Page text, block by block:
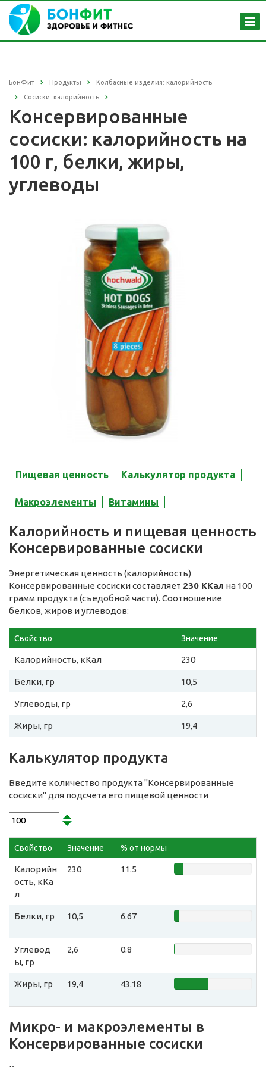
БонФит Продукты Колбасные изделия: калорийность
Сосиски: калорийность
Консервированные
сосиски: калорийность на
100 г, белки, жиры,
углеводы
Пищевая ценность Калькулятор продукта
Макроэлементы Витамины
Калорийность и пищевая ценность
Консервированные сосиски
Энергетическая ценность (калорийность)
Консервированные сосиски составляет 230 ККал на 100
грамм продукта (съедобной части). Соотношение
белков, жиров и углеводов:
Свойство Значение
Калорийность, кКал 230
Белки, гр 10,5
Углеводы, гр 2,6
Жиры, гр 19,4
Калькулятор продукта
Введите количество продукта "Консервированные
сосиски" для подсчета его пищевой ценности
Свойство Значение % от нормы
Калорийн
ость, кКа
л
230 11.5
Белки, гр 10,5 6.67
Углевод
ы, гр
2,6 0.8
Жиры, гр 19,4 43.18
Микро- и макроэлементы в
Консервированные сосиски